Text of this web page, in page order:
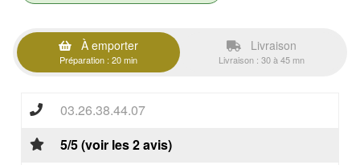
À emporter
Préparation : 20 min
Livraison
Livraison : 30 à 45 mn
03.26.38.44.07
5/5 (voir les 2 avis)